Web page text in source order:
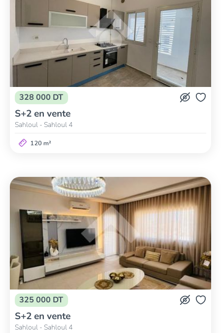
328 000 DT
S+2 en vente
Sahloul - Sahloul 4
120 m²
325 000 DT
S+2 en vente
Sahloul - Sahloul 4